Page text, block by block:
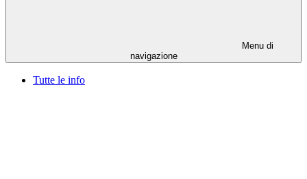
Menu di
navigazione
Tutte le info